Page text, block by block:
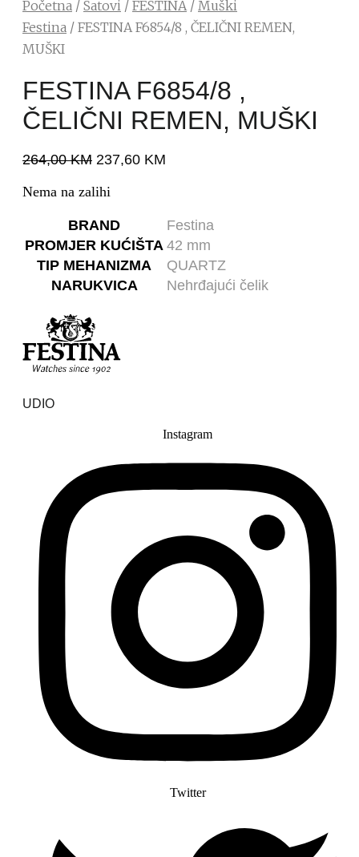
Početna / Satovi / FESTINA / Muški
Festina / FESTINA F6854/8 , ČELIČNI REMEN,
MUŠKI
FESTINA F6854/8 ,
ČELIČNI REMEN, MUŠKI
264,00KM 237,60 KM
Nema na zalihi
BRAND
Festina
PROMJER KUĆIŠTA 42 mm
TIP MEHANIZMA
QUARTZ
NARUKVICA
Nehrđajući čelik
UDIO
Instagram
Twitter